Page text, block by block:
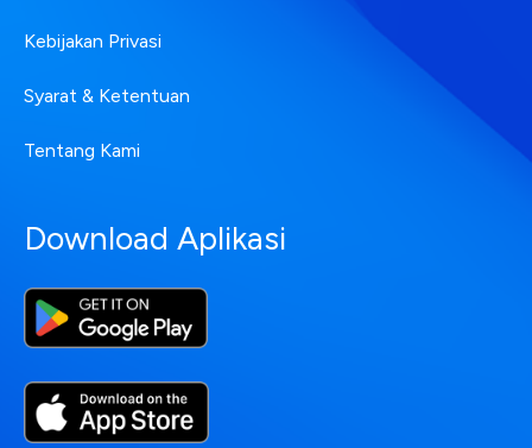
Kebijakan Privasi
Syarat & Ketentuan
Tentang Kami
Download Aplikasi